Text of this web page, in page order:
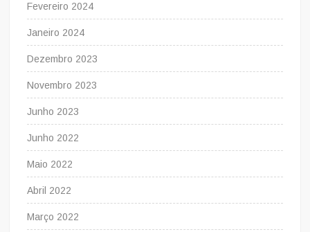
Fevereiro 2024
Janeiro 2024
Dezembro 2023
Novembro 2023
Junho 2023
Junho 2022
Maio 2022
Abril 2022
Março 2022